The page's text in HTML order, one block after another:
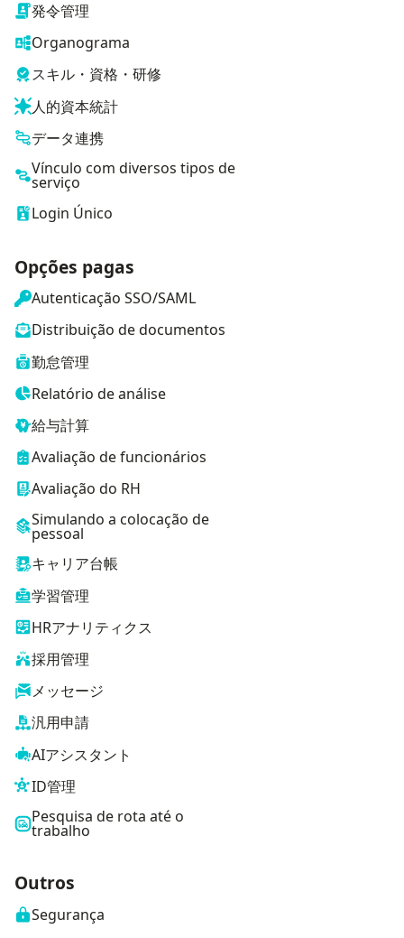
発令管理
Organograma
スキル・資格・研修
人的資本統計
データ連携
Vínculo com diversos tipos de
serviço
Login Único
Opções pagas
Autenticação SSO/SAML
Distribuição de documentos
勤怠管理
Relatório de análise
給与計算
Avaliação de funcionários
Avaliação do RH
Simulando a colocação de
pessoal
キャリア台帳
学習管理
HRアナリティクス
採用管理
メッセージ
汎用申請
AIアシスタント
ID管理
Pesquisa de rota até o
trabalho
Outros
Segurança